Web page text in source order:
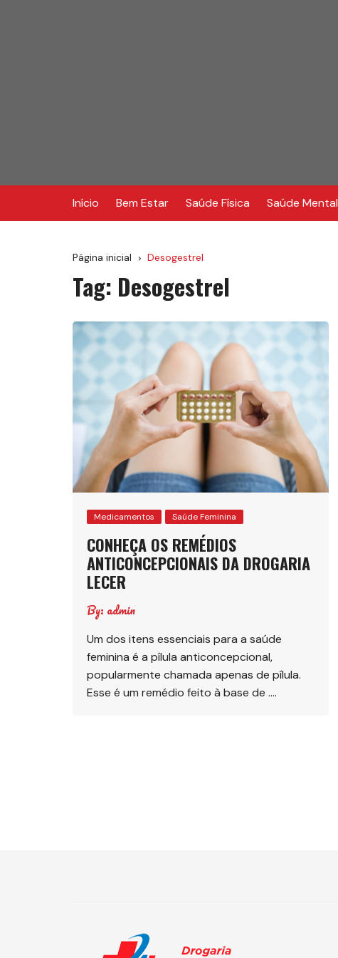
Início Bem Estar Saúde Física Saúde Mental
Página inicial Desogestrel
Tag: Desogestrel
Medicamentos Saúde Feminina
CONHEÇA OS REMÉDIOS
ANTICONCEPCIONAIS DA DROGARIA
LECER
By: admin
Um dos itens essenciais para a saúde
feminina é a pílula anticoncepcional,
popularmente chamada apenas de pílula.
Esse é um remédio feito à base de ….